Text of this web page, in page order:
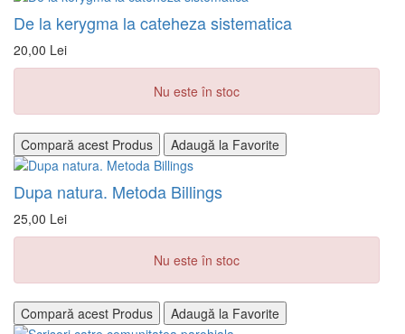
De la kerygma la cateheza sistematica
20,00 Lei
Nu este în stoc
Compară acest Produs Adaugă la Favorite
Dupa natura. Metoda Billings
25,00 Lei
Nu este în stoc
Compară acest Produs Adaugă la Favorite